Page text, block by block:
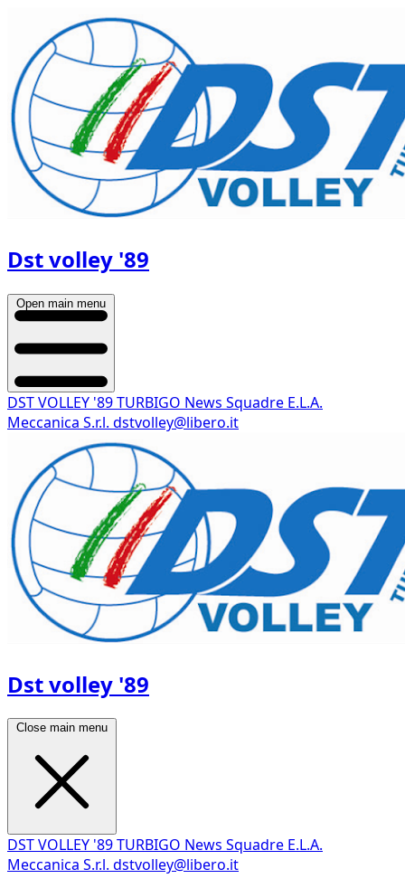
Dst volley '89
Open main menu
DST VOLLEY '89 TURBIGO News Squadre E.L.A.
Meccanica S.r.l. dstvolley@libero.it
Dst volley '89
Close main menu
DST VOLLEY '89 TURBIGO News Squadre E.L.A.
Meccanica S.r.l. dstvolley@libero.it